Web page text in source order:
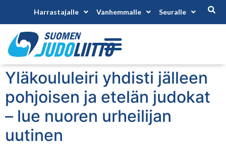
Harrastajalle Vanhemmalle Seuralle
Yläkoululeiri yhdisti jälleen
pohjoisen ja etelän judokat
– lue nuoren urheilijan
uutinen